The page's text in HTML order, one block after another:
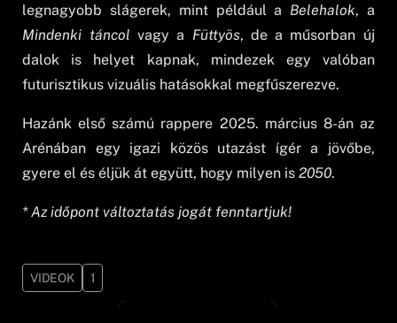
legnagyobb slágerek, mint például a Belehalok, a
Mindenki táncol vagy a Füttyös, de a műsorban új
dalok is helyet kapnak, mindezek egy valóban
futurisztikus vizuális hatásokkal megfűszerezve.
Hazánk első számú rappere 2025. március 8-án az
Arénában egy igazi közös utazást ígér a jövőbe,
gyere el és éljük át együtt, hogy milyen is2050.
* Az időpont változtatás jogát fenntartjuk!
VIDEOK 1